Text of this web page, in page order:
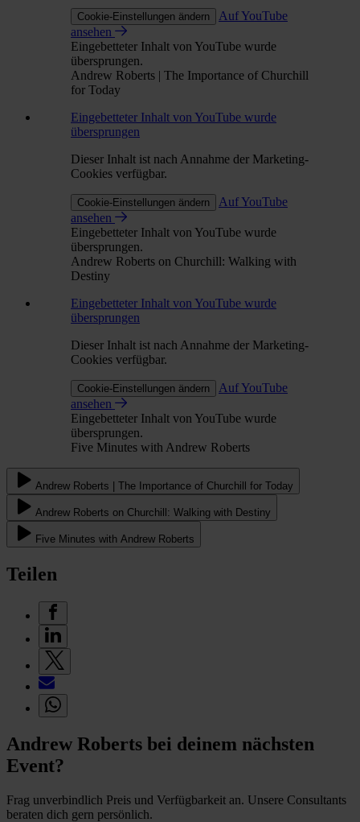
Cookie-Einstellungen ändern
Auf YouTube
ansehen
Eingebetteter Inhalt von YouTube wurde
übersprungen.
Andrew Roberts | The Importance of Churchill
for Today
Eingebetteter Inhalt von YouTube wurde
übersprungen
Dieser Inhalt ist nach Annahme der Marketing-
Cookies verfügbar.
Cookie-Einstellungen ändern
Auf YouTube
ansehen
Eingebetteter Inhalt von YouTube wurde
übersprungen.
Andrew Roberts on Churchill: Walking with
Destiny
Eingebetteter Inhalt von YouTube wurde
übersprungen
Dieser Inhalt ist nach Annahme der Marketing-
Cookies verfügbar.
Cookie-Einstellungen ändern
Auf YouTube
ansehen
Eingebetteter Inhalt von YouTube wurde
übersprungen.
Five Minutes with Andrew Roberts
Andrew Roberts | The Importance of Churchill for Today
Andrew Roberts on Churchill: Walking with Destiny
Five Minutes with Andrew Roberts
Teilen
Andrew Roberts bei deinem nächsten
Event?
Frag unverbindlich Preis und Verfügbarkeit an. Unsere Consultants
beraten dich gern persönlich.